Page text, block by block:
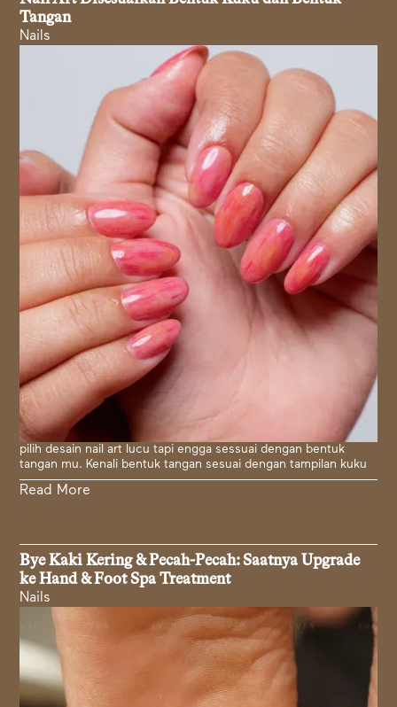
Tangan
Nails
pilih desain nail art lucu tapi engga sessuai dengan bentuk
tangan mu. Kenali bentuk tangan sesuai dengan tampilan kuku
Read More
Bye Kaki Kering & Pecah-Pecah: Saatnya Upgrade
ke Hand & Foot Spa Treatment
Nails